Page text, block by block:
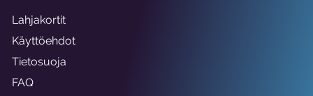
Lahjakortit
Käyttöehdot
Tietosuoja
FAQ